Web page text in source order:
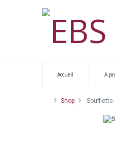
Accueil A
Shop Soufflette